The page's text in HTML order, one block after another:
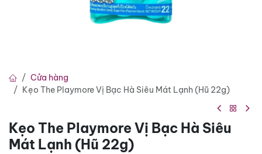
Cửa hàng
Kẹo The Playmore Vị Bạc Hà Siêu Mát Lạnh (Hũ 22g)
Kẹo The Playmore Vị Bạc Hà Siêu
Mát Lạnh (Hũ 22g)